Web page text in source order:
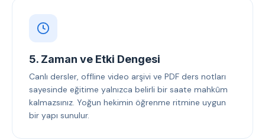
5. Zaman ve Etki Dengesi
Canlı dersler, offline video arşivi ve PDF ders notları
sayesinde eğitime yalnızca belirli bir saate mahkûm
kalmazsınız. Yoğun hekimin öğrenme ritmine uygun
bir yapı sunulur.